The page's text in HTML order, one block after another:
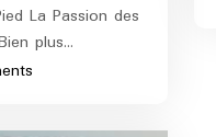
La Passion des
plus…